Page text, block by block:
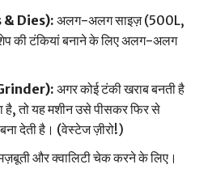
& Dies): अलग-अलग साइज़ (500L,
टंकियां बनाने के लिए अलग-अलग
अगर कोई टंकी खराब बनती है
है, तो यह मशीन उसे पीसकर फिर से
देती है। (वेस्टेज ज़ीरो!)
और क्वालिटी चेक करने के लिए।